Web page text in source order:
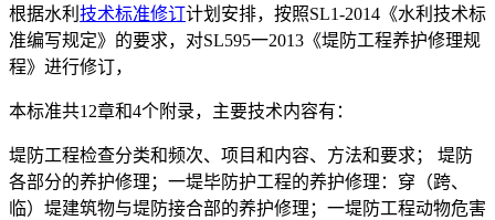
根据水利 技术标准修订计划安排，按照SL1-2014《水利技术标
准编写规定》的要求，对SL595一2013《堤防工程养护修理规
程》进行修订，
本标准共12章和4个附录，主要技术内容有：
堤防工程检查分类和频次、项目和内容、方法和要求； 堤防
各部分的养护修理；一堤毕防护工程的养护修理：穿（跨、
临）堤建筑物与堤防接合部的养护修理；一堤防工程动物危害